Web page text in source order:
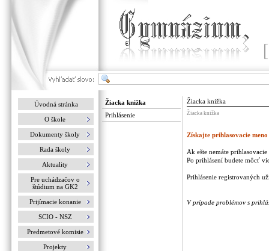
Úvodná stránka
O škole
Dokumenty školy
Rada školy
Aktuality
Pre uchádzačov o
štúdium na GK2
Prijímacie konanie
SCIO - NSZ
Predmetové komisie
Projekty
Žiacka knižka
Žiacka knižka
Získajte prihlasovacie meno
Ak ešte nemáte
Po prihlásení budete môcť
Prihlásenie registrovaných
V prípade problémov s
Žiacka knižka
Prihlásenie